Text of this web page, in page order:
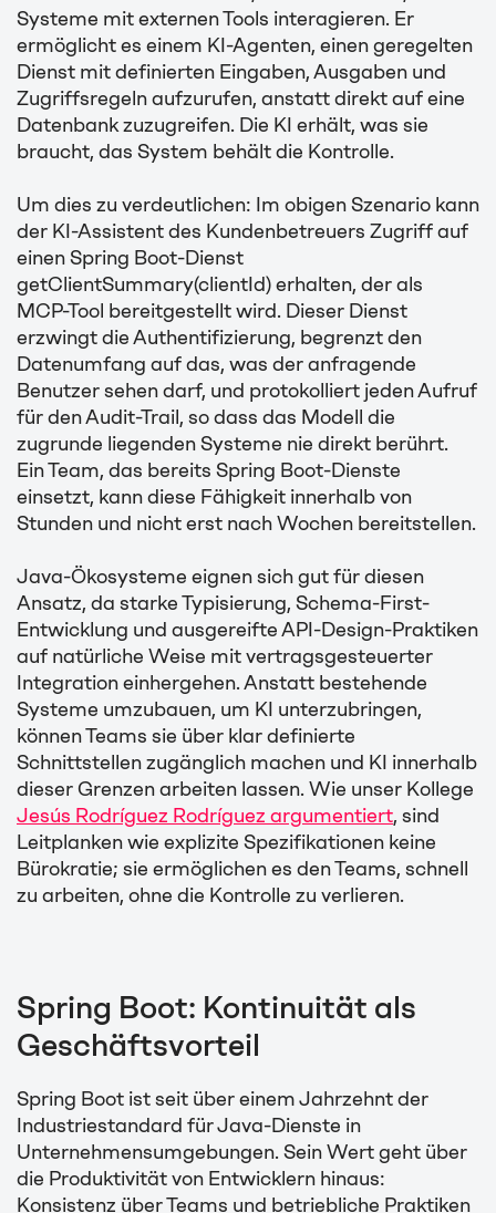
Systeme mit externen Tools interagieren. Er
ermöglicht es einem KI-Agenten, einen geregelten
Dienst mit definierten Eingaben, Ausgaben und
Zugriffsregeln aufzurufen, anstatt direkt auf eine
Datenbank zuzugreifen. Die KI erhält, was sie
braucht, das System behält die Kontrolle.
Um dies zu verdeutlichen: Im obigen Szenario kann
der KI-Assistent des Kundenbetreuers Zugriff auf
einen Spring Boot-Dienst
getClientSummary(clientId)erhalten, der als
MCP-Tool bereitgestellt wird. Dieser Dienst
erzwingt die Authentifizierung, begrenzt den
Datenumfang auf das, was der anfragende
Benutzer sehen darf, und protokolliert jeden Aufruf
für den Audit-Trail, so dass das Modell die
zugrunde liegenden Systeme nie direkt berührt.
Ein Team, das bereits Spring Boot-Dienste
einsetzt, kann diese Fähigkeit innerhalb von
Stunden und nicht erst nach Wochen bereitstellen.
Java-Ökosysteme eignen sich gut für diesen
Ansatz, da starke Typisierung, Schema-First-
Entwicklung und ausgereifte API-Design-Praktiken
auf natürliche Weise mit vertragsgesteuerter
Integration einhergehen. Anstatt bestehende
Systeme umzubauen, um KI unterzubringen,
können Teams sie über klar definierte
Schnittstellen zugänglich machen und KI innerhalb
dieser Grenzen arbeiten lassen. Wie unser Kollege
Jesús Rodríguez Rodríguez argumentiert, sind
Leitplanken wie explizite Spezifikationen keine
Bürokratie; sie ermöglichen es den Teams, schnell
zu arbeiten, ohne die Kontrolle zu verlieren.
Spring Boot: Kontinuität als
Geschäftsvorteil
Spring Boot ist seit über einem Jahrzehnt der
Industriestandard für Java-Dienste in
Unternehmensumgebungen. Sein Wert geht über
die Produktivität von Entwicklern hinaus:
Konsistenz über Teams und betriebliche Praktiken